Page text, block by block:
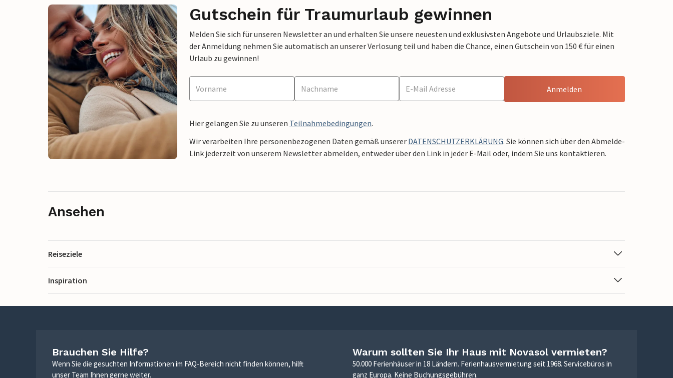
Gutschein für Traumurlaub gewinnen
Melden Sie sich für unseren Newsletter an und erhalten Sie unsere neuesten und exklusivsten Angebote und Urlaubsziele. Mit
der Anmeldung nehmen Sie automatisch an unserer Verlosung teil und haben die Chance, einen Gutschein von 150 € für einen
Urlaub zu gewinnen!
Anmelden
Hier gelangen Sie zu unseren Teilnahmebedingungen.
Wir verarbeiten Ihre personenbezogenen Daten gemäß unserer DATENSCHUTZERKLÄRUNG. Sie können sich über den Abmelde-
Link jederzeit von unserem Newsletter abmelden, entweder über den Link in jeder E-Mail oder, indem Sie uns kontaktieren.
Ansehen
Reiseziele
Inspiration
Brauchen Sie Hilfe?
Wenn Sie die gesuchten Informationen im FAQ-Bereich nicht finden können, hilft
unser Team Ihnen gerne weiter.
Warum sollten Sie Ihr Haus mit Novasol vermieten?
50.000 Ferienhäuser in 18 Ländern. Ferienhausvermietung seit 1968. Servicebüros in
ganz Europa. Keine Buchungsgebühren.